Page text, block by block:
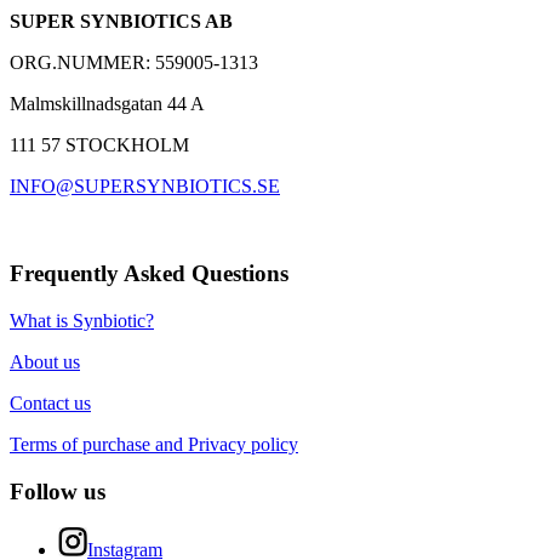
SUPER SYNBIOTICS AB
ORG.NUMMER: 559005-1313
Malmskillnadsgatan 44 A
111 57 STOCKHOLM
INFO@SUPERSYNBIOTICS.SE
Frequently Asked Questions
What is Synbiotic?
About us
Contact us
Terms of purchase and Privacy policy
Follow us
Instagram